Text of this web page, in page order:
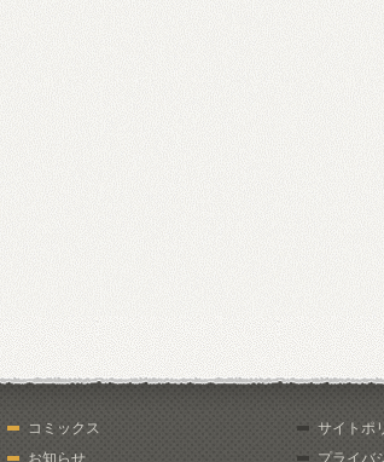
コミックス
お知らせ
サイトポ
プライバ